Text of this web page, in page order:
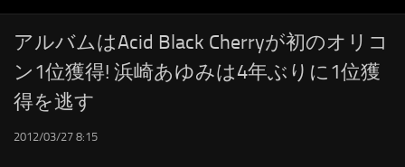
RSS
LINKS
アルバムはAcid Black Cherryが初のオリコ
ン1位獲得! 浜崎あゆみは4年ぶりに1位獲
得を逃す
2012/03/27 8:15